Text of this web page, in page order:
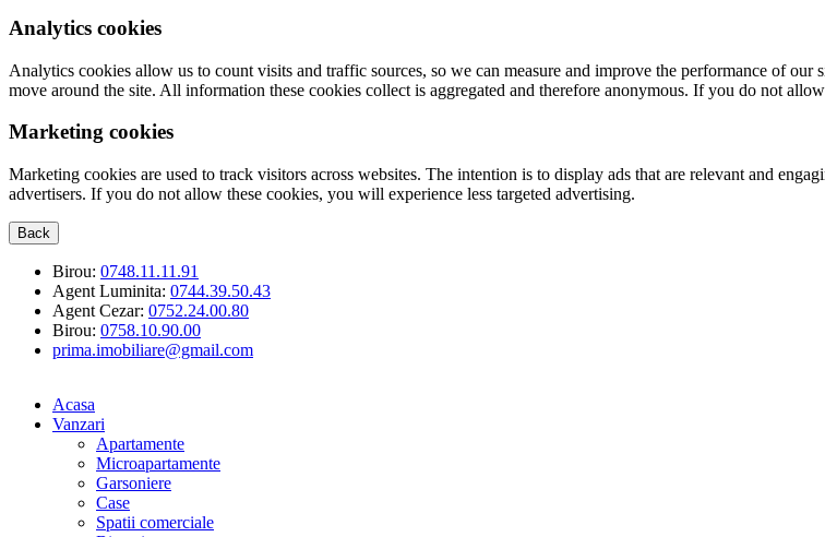
Analytics cookies
Analytics cookies allow us to count visits and traffic sources, so we can measure and improve the performance of
move around the site. All information these cookies collect is aggregated and therefore anonymous. If you do not
Marketing cookies
Marketing cookies are used to track visitors across websites. The intention is to display ads that are relevant and
advertisers. If you do not allow these cookies, you will experience less targeted advertising.
Back
Birou: 0748.11.11.91
Agent Luminita: 0744.39.50.43
Agent Cezar: 0752.24.00.80
Birou: 0758.10.90.00
prima.imobiliare@gmail.com
Acasa
Vanzari
Apartamente
Microapartamente
Garsoniere
Case
Spatii comerciale